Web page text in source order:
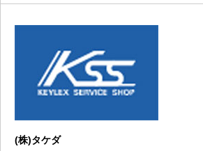
(株)タケダ